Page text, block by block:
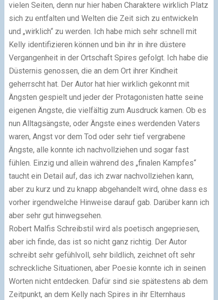
vielen Seiten, denn nur hier haben Charaktere wirklich Platz
sich zu entfalten und Welten die Zeit sich zu entwickeln
und „wirklich“ zu werden. Ich habe mich sehr schnell mit
Kelly identifizieren können und bin ihr in ihre düstere
Vergangenheit in der Ortschaft Spires gefolgt. Ich habe die
Düsternis genossen, die an dem Ort ihrer Kindheit
geherrscht hat. Der Autor hat hier wirklich gekonnt mit
Ängsten gespielt und jeder der Protagonisten hatte seine
eigenen Ängste, die vielfältig zum Ausdruck kamen. Ob es
nun Alltagsängste, oder Ängste eines werdenden Vaters
waren, Angst vor dem Tod oder sehr tief vergrabene
Ängste, alle konnte ich nachvollziehen und sogar fast
fühlen. Einzig und allein während des „finalen Kampfes“
taucht ein Detail auf, das ich zwar nachvollziehen kann,
aber zu kurz und zu knapp abgehandelt wird, ohne dass es
vorher irgendwelche Hinweise darauf gab. Darüber kann ich
aber sehr gut hinwegsehen.
Robert Malfis Schreibstil wird als poetisch angepriesen,
aber ich finde, das ist so nicht ganz richtig. Der Autor
schreibt sehr gefühlvoll, sehr bildlich, zeichnet oft sehr
schreckliche Situationen, aber Poesie konnte ich in seinen
Worten nicht entdecken. Dafür sind sie spätestens ab dem
Zeitpunkt, an dem Kelly nach Spires in ihr Elternhaus